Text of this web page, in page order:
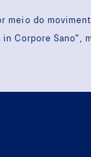
meio do
Corpore Sano",